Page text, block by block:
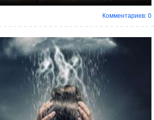
Комментариев: 0